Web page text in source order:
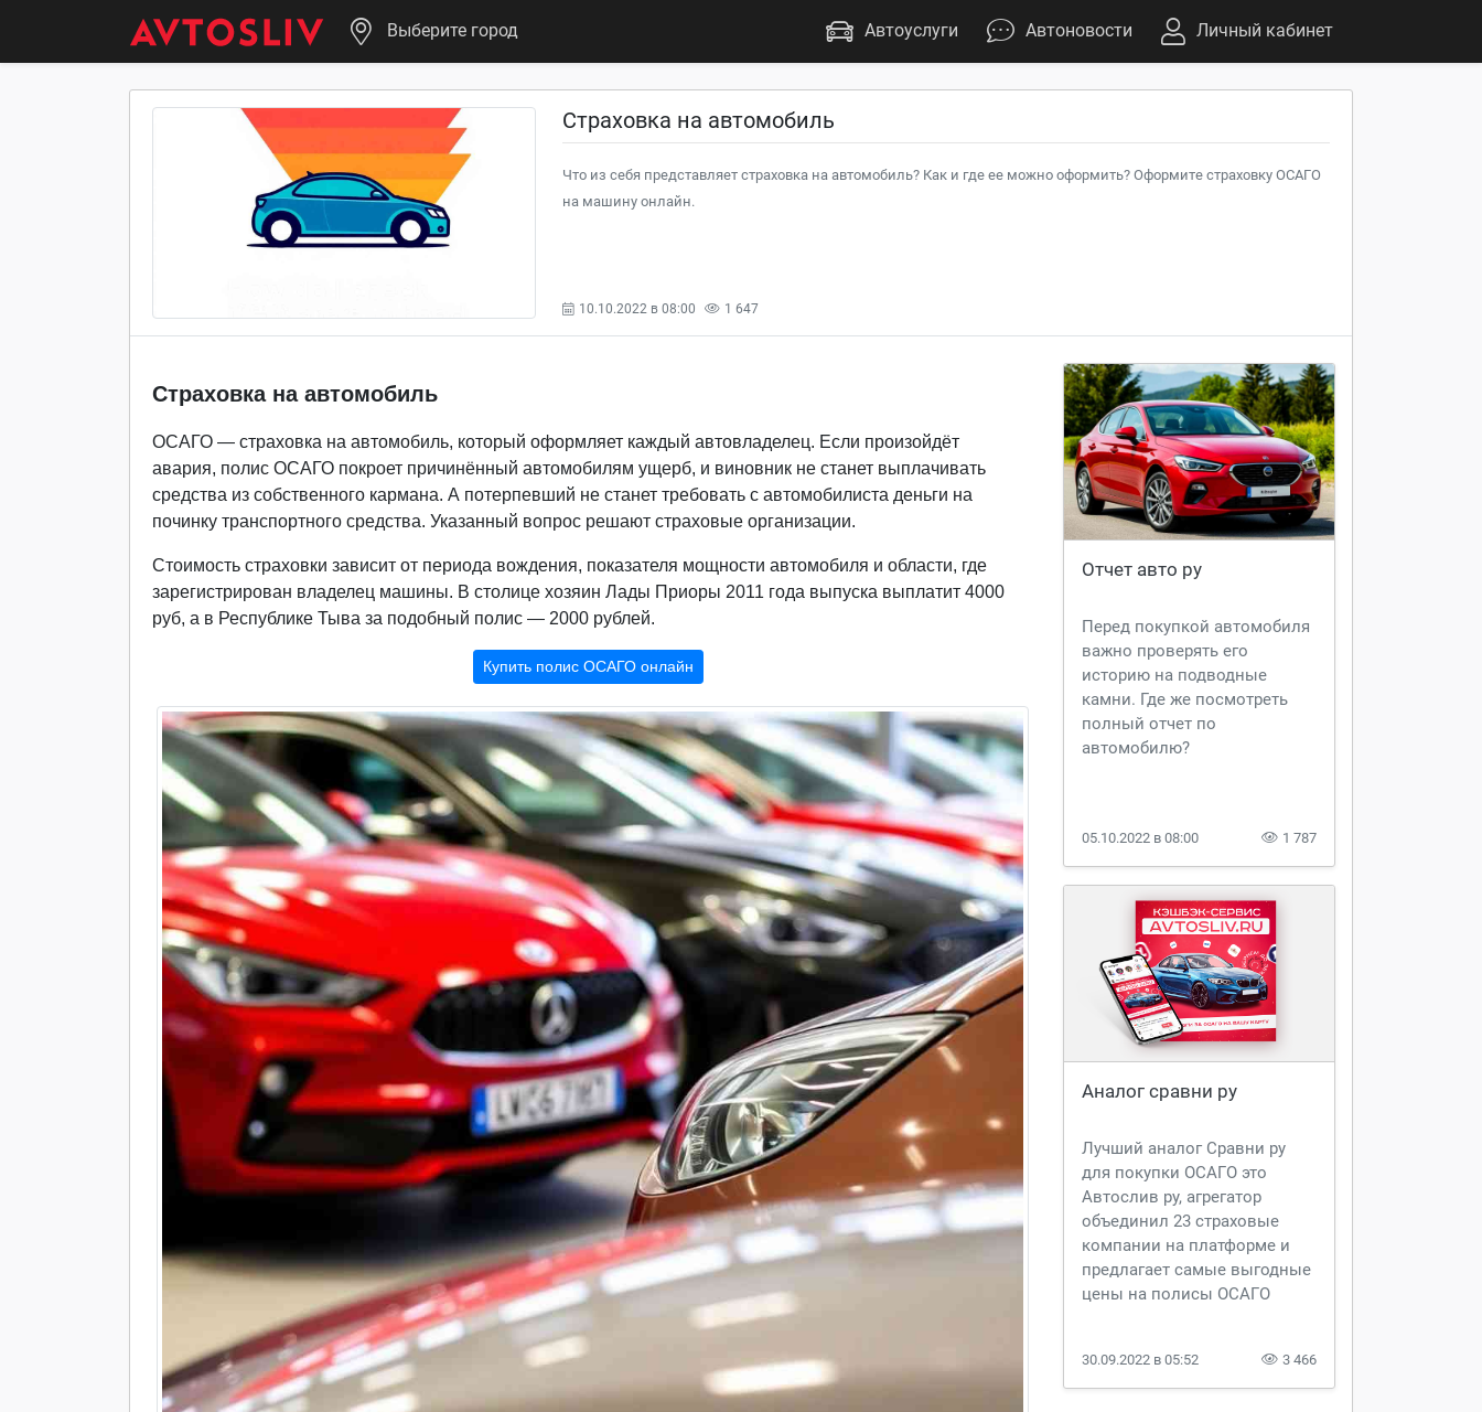
Выберите город Автоуслуги Автоновости Личный кабинет
Страховка на автомобиль
Что из себя представляет страховка на автомобиль? Как и где ее можно оформить? Оформите страховку ОСАГО
на машину онлайн.
10.10.2022 в 08:00 1 647
Страховка на автомобиль
ОСАГО — страховка на автомобиль, который оформляет каждый автовладелец. Если произойдёт
авария, полис ОСАГО покроет причинённый автомобилям ущерб, и виновник не станет выплачивать
средства из собственного кармана. А потерпевший не станет требовать с автомобилиста деньги на
починку транспортного средства. Указанный вопрос решают страховые организации.
Стоимость страховки зависит от периода вождения, показателя мощности автомобиля и области, где
зарегистрирован владелец машины. В столице хозяин Лады Приоры 2011 года выпуска выплатит 4000
руб, а в Республике Тыва за подобный полис — 2000 рублей.
Купить полис ОСАГО онлайн
Отчет авто ру
Перед покупкой автомобиля
важно проверять его
историю на подводные
камни. Где же посмотреть
полный отчет по
автомобилю?
05.10.2022 в 08:00 1 787
Аналог сравни ру
Лучший аналог Сравни ру
для покупки ОСАГО это
Автослив ру, агрегатор
объединил 23 страховые
компании на платформе и
предлагает самые выгодные
цены на полисы ОСАГО
30.09.2022 в 05:52 3 466